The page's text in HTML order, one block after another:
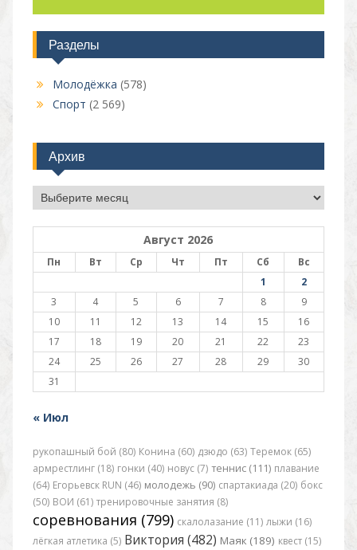
Разделы
Молодёжка (578)
Спорт (2 569)
Архив
Архив
Август 2026
Пн Вт Ср Чт Пт Сб
Вс
1
2
3
4 5 6 7 8
9
10
11 12 13 14 15
16
17
18 19 20 21 22
23
24
25 26 27 28 29
30
31
« Июл
рукопашный бой (80) Конина (60) дзюдо (63) Теремок (65)
армрестлинг (18) гонки (40) новус (7) теннис (111) плавание
(64) Егорьевск RUN (46) молодежь (90) спартакиада (20) бокс
(50) ВОИ (61) тренировочные занятия (8)
соревнования (799) скалолазание (11) лыжи (16)
лёгкая атлетика (5) Виктория (482) Маяк (189) квест (15)